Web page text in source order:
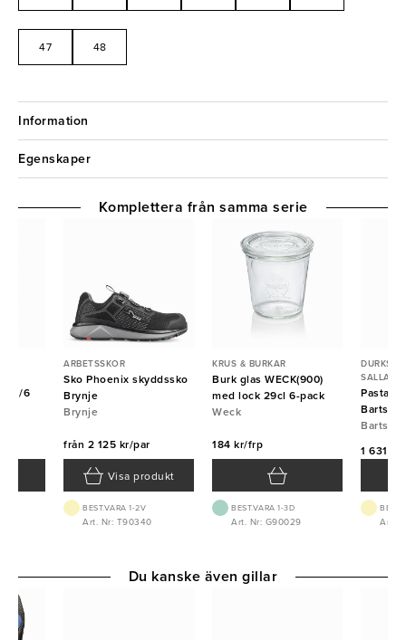
47 48
Information
Egenskaper
1/6
ARBETSSKOR
Sko Phoenix skyddssko
Brynje
Brynje
från 2 125 kr/par
Visa produkt
BEST.VARA 1-2V
Art. Nr: T90340
KRUS & BURKAR
Burk glas WECK(900)
med lock 29cl 6-pack
Weck
184 kr/frp
BEST.VARA 1-3D
Art. Nr: G90029
1 631
Art.
Komplettera från samma serie
Du kanske även gillar